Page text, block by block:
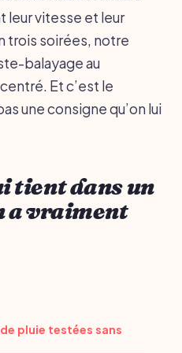
leur vitesse et leur
trois soirées, notre
balayage au
Et c’est le
une consigne qu’on lui
tient dans un
a vraiment
pluie testées sans